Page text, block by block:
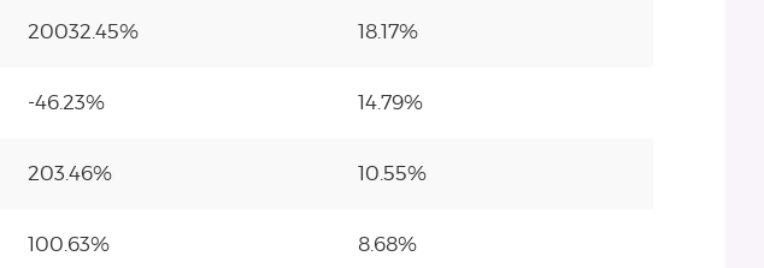
20032.45% 18.17%
-46.23% 14.79%
203.46% 10.55%
100.63% 8.68%